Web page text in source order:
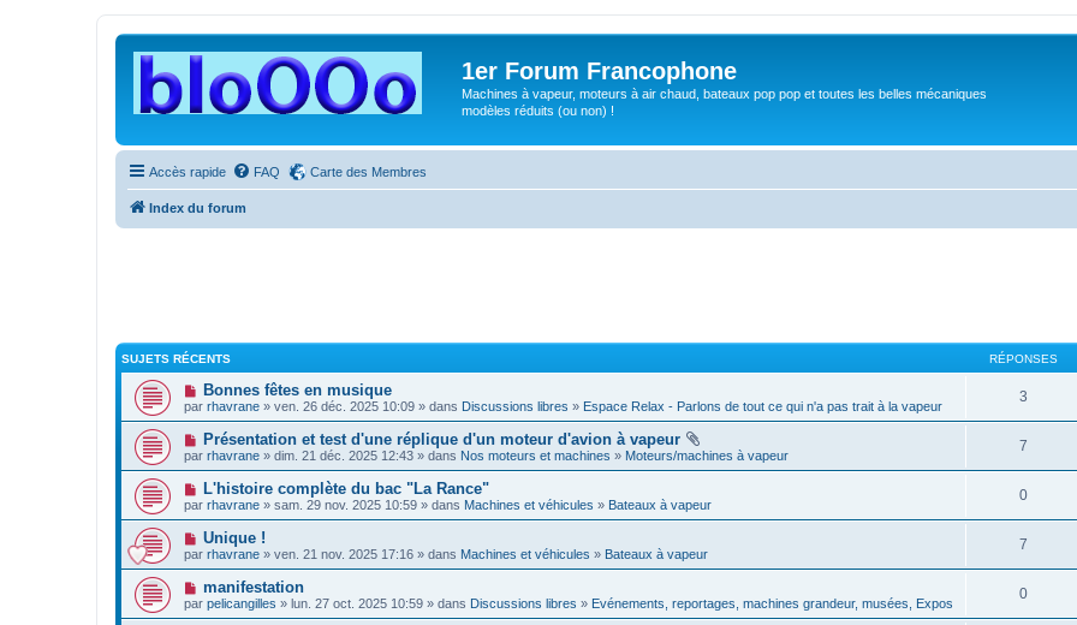
1er Forum Francophone
Machines à vapeur, moteurs à air chaud, bateaux pop pop et toutes les belles mécaniques
modèles réduits (ou non) !
Accès rapide FAQ Carte des Membres
Index du forum
SUJETS RÉCENTS RÉPONSES
Bonnes fêtes en musique
par rhavrane » ven. 26 déc. 2025 10:09 » dans Discussions libres » Espace Relax - Parlons de tout ce qui n'a pas trait à la vapeur
3
Présentation et test d'une réplique d'un moteur d'avion à vapeur
par rhavrane » dim. 21 déc. 2025 12:43 » dans Nos moteurs et machines » Moteurs/machines à vapeur
7
L'histoire complète du bac "La Rance"
par rhavrane » sam. 29 nov. 2025 10:59 » dans Machines et véhicules » Bateaux à vapeur
0
Unique !
par rhavrane » ven. 21 nov. 2025 17:16 » dans Machines et véhicules » Bateaux à vapeur
7
manifestation
par pelicangilles » lun. 27 oct. 2025 10:59 » dans Discussions libres » Evénements, reportages, machines grandeur, musées, Expos
0